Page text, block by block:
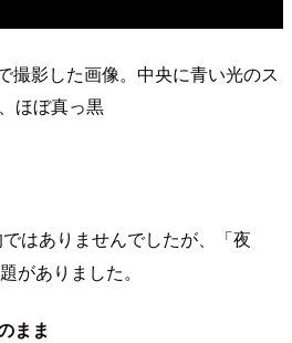
撮影した画像。中央に青い光のス
ほぼ真っ黒
はありませんでしたが、「夜
がありました。
まま